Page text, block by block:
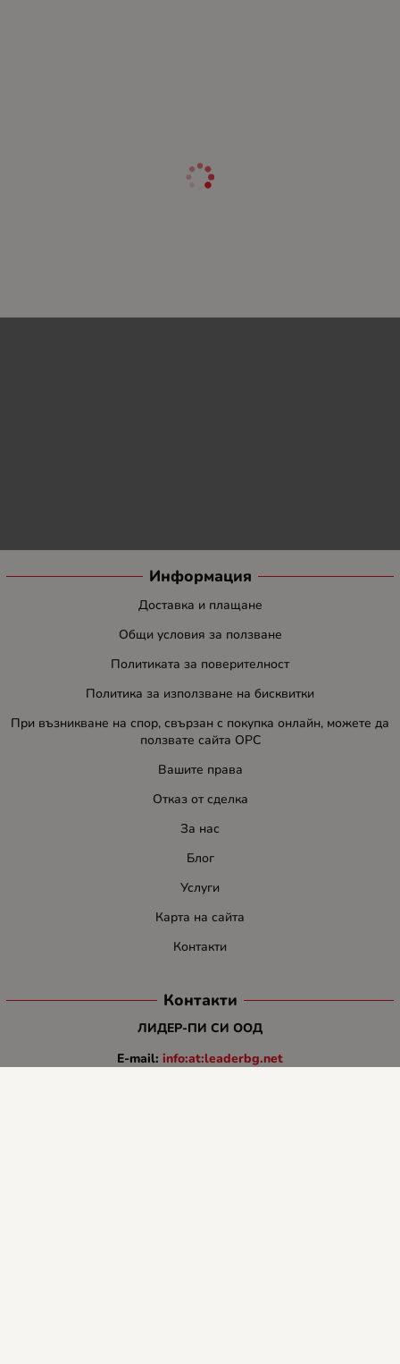
Информация
Доставка и плащане
Общи условия за ползване
Политиката за поверителност
Политика за използване на бисквитки
При възникване на спор, свързан с покупка онлайн, можете да
ползвате сайта ОРС
Вашите права
Отказ от сделка
За нас
Блог
Услуги
Карта на сайта
Контакти
Контакти
ЛИДЕР-ПИ СИ ООД
E-mail: info:at:leaderbg.net